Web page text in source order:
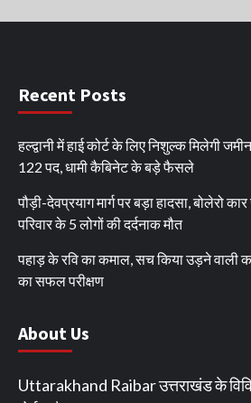
Recent Posts
हल्द्वानी में हाई कोर्ट के लिए निशुल्क मिलेगी
122 पद, धामी कैबिनेट के बड़े फैसले
पौड़ी-देवप्रयाग मार्ग पर बड़ा हादसा, बोलेरो
परिवार के 5 लोगों की दर्दनाक मौत
पहाड़ के रवि का कमाल, सच किया उड़ने वाली
का सफल परीक्षण
About Us
Uttarakhand Raibar उत्तराखंड के